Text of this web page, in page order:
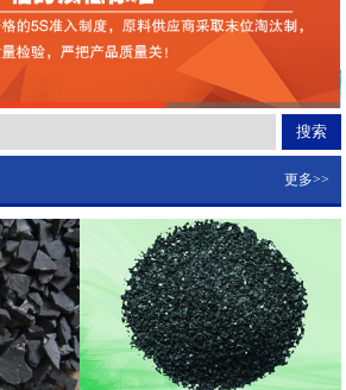
更多>>